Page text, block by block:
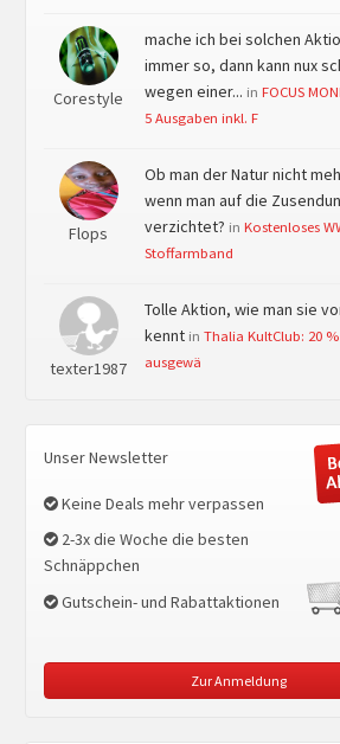
Corestyle
mache ich bei solchen
immer so, dann kann nux
wegen einer... in FOCUS
5 Ausgaben inkl. F
Flops
Ob man der Natur nicht
wenn man auf die
verzichtet? in Kostenloses
Stoffarmband
texter1987
Tolle Aktion, wie man sie
kennt in Thalia KultClub: 20
ausgewä
Unser Newsletter
Keine Deals mehr verpassen
2-3x die Woche die besten
Schnäppchen
Gutschein- und Rabattaktionen
Zur Anmeldung